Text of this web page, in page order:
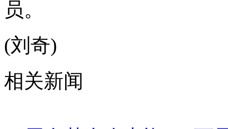
员。
(刘奇)
相关新闻